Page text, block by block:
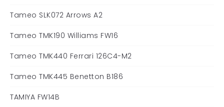
Tameo SLK072 Arrows A2
Tameo TMK190 Williams FW16
Tameo TMK440 Ferrari 126C4-M2
Tameo TMK445 Benetton B186
TAMIYA FW14B